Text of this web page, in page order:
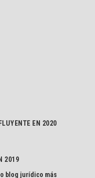
EN 2020
2019
blog jurídico más